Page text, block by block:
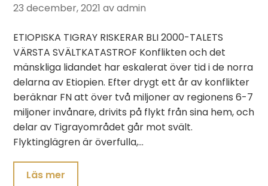
23 december, 2021 av admin
ETIOPISKA TIGRAY RISKERAR BLI 2000-TALETS
VÄRSTA SVÄLTKATASTROF Konflikten och det
mänskliga lidandet har eskalerat över tid i de norra
delarna av Etiopien. Efter drygt ett år av konflikter
beräknar FN att över två miljoner av regionens 6-7
miljoner invånare, drivits på flykt från sina hem, och
delar av Tigrayområdet går mot svält.
Flyktinglägren är överfulla,…
Läs mer